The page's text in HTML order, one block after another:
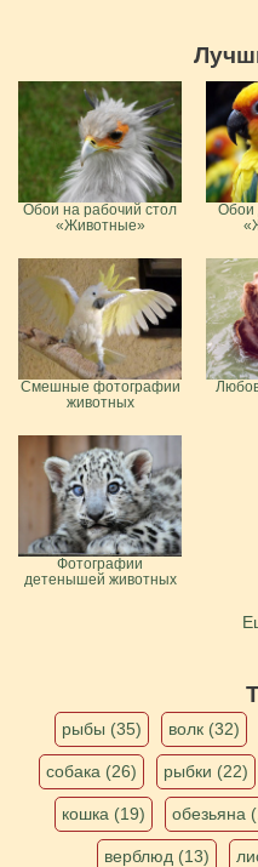
Обои на рабочий стол
«Животные»
Обои
Смешные фотографии
животных
Фотографии
детенышей животных
рыбы (35) волк (32)
собака (26) рыбки (22)
кошка (19) обезьяна
верблюд (13)